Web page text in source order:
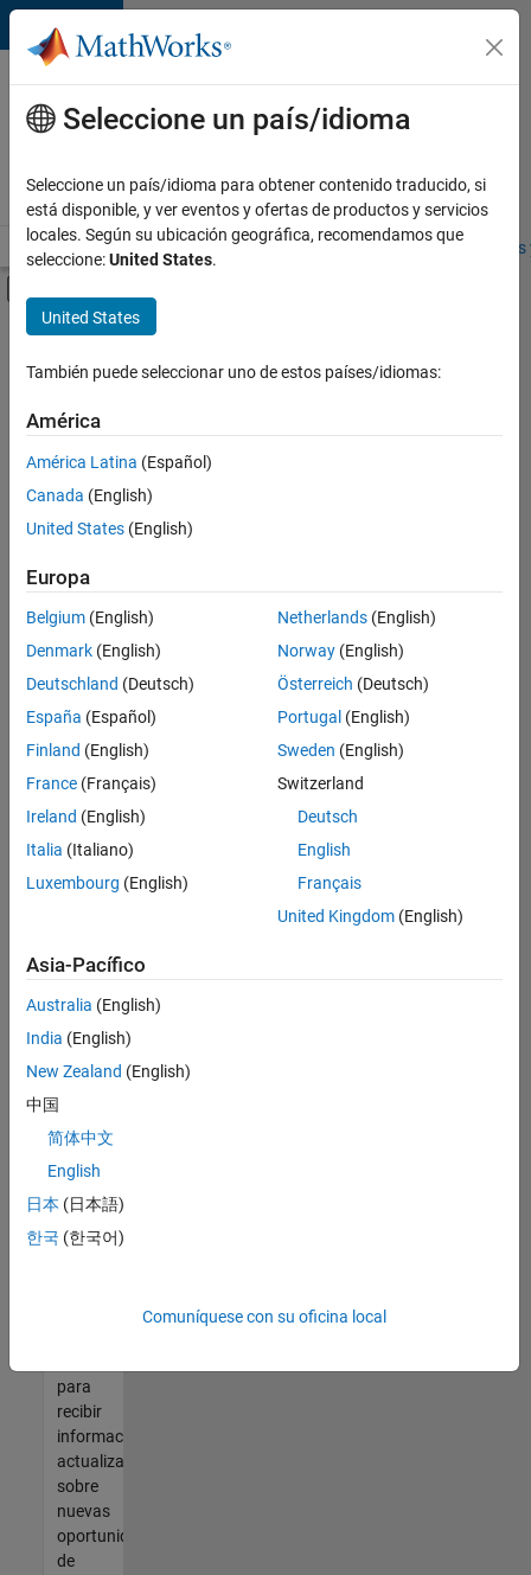
Saltar al contenido
Ofertas
de
empleo
MathWorks
Visión general Búsqueda de empleo Oficinas locales
Contenido principal
FILTRADO POR
Actualmente
no
puestos
disponibles
que
se
correspondan
con
sus
criterios
de
búsqueda.
Pruebe
ampliar
su
todos
empleos.
Si aun
así no
ninguna
vacante
que se
a sus
cualificaciones,
para
recibir
información
actualizada
sobre
nuevas
oportunidades
de
Seleccione un país/idioma
Seleccione un país/idioma para obtener contenido traducido, si
está disponible, y ver eventos y ofertas de productos y servicios
locales. Según su ubicación geográfica, recomendamos que
seleccione:United States.
United States
También puede seleccionar uno de estos países/idiomas:
América
América Latina (Español)
Canada (English)
United States (English)
Europa
Belgium (English)
Denmark (English)
Deutschland (Deutsch)
España (Español)
Finland (English)
France (Français)
Ireland (English)
Italia (Italiano)
Luxembourg (English)
Netherlands(English)
Norway(English)
Österreich (Deutsch)
Portugal (English)
Sweden (English)
Switzerland
Deutsch
English
Français
United Kingdom(English)
Asia-Pacífico
Australia (English)
India (English)
New Zealand (English)
中国
简体中文
English
日本 (日本語)
한국 (한국어)
Comuníquese con su oficina local